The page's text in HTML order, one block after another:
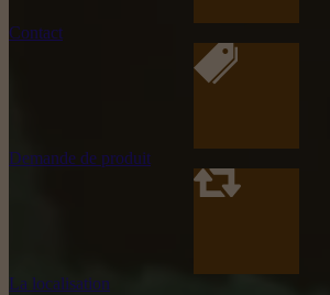
Contact
Demande de produit
La localisation